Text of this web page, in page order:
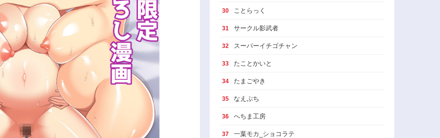
30 ことらっく
31 サークル影武者
32 スーパーイチゴチャン
33 たことかいと
34 たまごやき
35 なえぷち
36 へちま工房
37 一葉モカ_ショコラテ